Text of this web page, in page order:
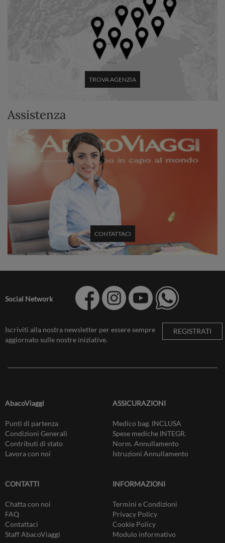
TROVA AGENZIA
Assistenza
CONTATTACI
Social Network
Iscriviti alla nostra newsletter per essere sempre
aggiornato sulle nostre iniziative.
REGISTRATI
AbacoViaggi
Punti di partenza
Condizioni Generali
Contributi di stato
Lavora con noi
ASSICURAZIONI
Medico bag. INCLUSA
Spese mediche INTEGR.
Norm. Annullamento
Istruzioni Annullamento
CONTATTI
Chatta con noi
FAQ
Contattaci
Staff AbacoViaggi
INFORMAZIONI
Termini e Condizioni
Privacy Policy
Cookie Policy
Modulo informativo